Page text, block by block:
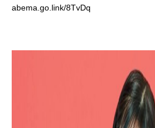
abema.go.link/8TvDq